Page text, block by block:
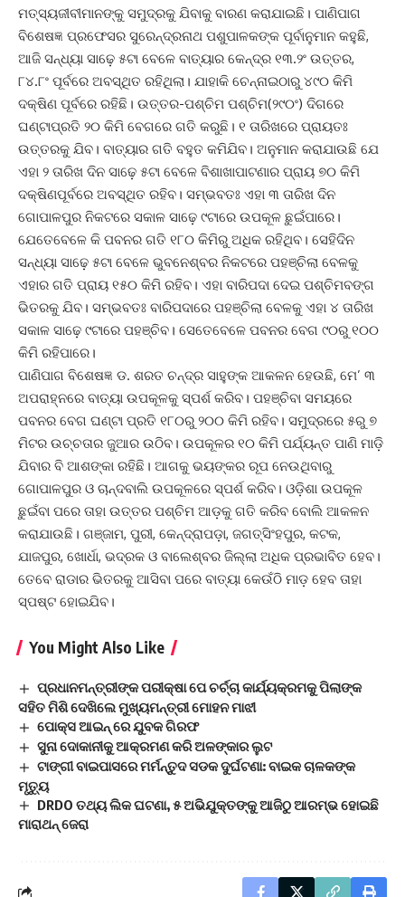
ମତ୍ସ୍ୟଜୀବୀମାନଙ୍କୁ ସମୁଦ୍ରକୁ ଯିବାକୁ ବାରଣ କରାଯାଇଛି। ପାଣିପାଗ
ବିଶେଷଜ୍ଞ ପ୍ରଫେସର ସୁରେନ୍ଦ୍ରନା‌ଥ ପଶୁପାଳକଙ୍କ ପୂର୍ବାନୁମାନ କହୁଛି,
ଆଜି ସନ୍ଧ୍ୟା ସାଢ଼େ ୫ଟା ବେଳେ ବାତ୍ୟାର କେନ୍ଦ୍ର ୧୩.୨ଂ ଉତ୍ତର,
୮୪.୮ଂ ପୂର୍ବରେ ଅବସ୍ଥିତ ରହିଥିଲା। ଯାହାକି ଚେନ୍ନାଇଠାରୁ ୪୯୦ କିମି
ଦକ୍ଷିଣ ପୂର୍ବରେ ରହିଛି। ଉତ୍ତର-ପଶ୍ଚିମ ପଶ୍ଚିମ(୨୯୦ଂ) ଦିଗରେ
ଘଣ୍ଟାପ୍ରତି ୨୦ କିମି ବେଗରେ ଗତି କରୁଛି। ୧ ତାରିଖରେ ପ୍ରାୟତଃ
ଉତ୍ତରକୁ ଯିବ। ବାତ୍ୟାର ଗତି ବହୁତ କମିଯିବ। ଅନୁମାନ କରାଯାଉଛି ଯେ
ଏହା ୨ ତାରିଖ ଦିନ ସାଢ଼େ ୫ଟା ବେଳେ ବିଶାଖାପାଟଣାର ପ୍ରାୟ ୭୦ କିମି
ଦକ୍ଷିଣପୂର୍ବରେ ଅବସ୍ଥିତ ରହିବ। ସମ୍ଭବତଃ ଏହା ୩ ତାରିଖ ଦିନ
ଗୋପାଳପୁର ନିକଟରେ ସକାଳ ସାଢ଼େ ୯ଟାରେ ଉପକୂଳ ଛୁଇଁପାରେ।
ଯେତେବେଳେ କି ପବନର ଗତି ୧୮୦ କିମିରୁ ଅଧିକ ରହିଥିବ। ସେହିଦିନ
ସନ୍ଧ୍ୟା ସାଢ଼େ ୫ଟା ବେଳେ ଭୁବନେଶ୍ବର ନିକଟରେ ପହଞ୍ଚିଲା ବେଳକୁ
ଏହାର ଗତି ପ୍ରାୟ ୧୫୦ କିମି ରହିବ। ଏହା ବାରିପଦା ଦେଇ ପଶ୍ଚିମବଙ୍ଗ
ଭିତରକୁ ଯିବ। ସମ୍ଭବତଃ ବାରିପଦାରେ ପହଞ୍ଚିଲା ବେଳକୁ ଏହା ୪ ତାରିଖ
ସକାଳ ସାଢ଼େ ୯ଟାରେ ପହଞ୍ଚିବ। ସେତେବେଳେ ପବନର ବେଗ ୯୦ରୁ ୧୦୦
କିମି ରହିପାରେ।
ପାଣିପାଗ ବିଶେଷଜ୍ଞ ଡ. ଶରତ ଚନ୍ଦ୍ର ସାହୁଙ୍କ ଆକଳନ ହେଉଛି, ମେ’ ୩
ଅପରାହ୍ନରେ ବାତ୍ୟା ଉପକୂଳକୁ ସ୍ପର୍ଶ କରିବ। ପହଞ୍ଚିବା ସମୟରେ
ପବନର ବେଗ ଘଣ୍ଟା ପ୍ରତି ୧୮୦ରୁ ୨୦୦ କିମି ରହିବ। ସମୁଦ୍ରରେ ୫ରୁ ୭
ମିଟର ଉଚ୍ଚତାର ଜୁଆର ଉଠିବ। ଉପକୂଳର ୧୦ କିମି ପର୍ଯ୍ୟନ୍ତ ପାଣି ମାଡ଼ି
ଯିବାର ବି ଆଶଙ୍କା ରହିଛି। ଆଗକୁ ଭୟଙ୍କର ରୂପ ନେଉଥିବାରୁ
ଗୋପାଳପୁର ଓ ଚାନ୍ଦବାଲି ଉପକୂଳରେ ସ୍ପର୍ଶ କରିବ। ଓଡ଼ିଶା ଉପକୂଳ
ଛୁଇଁବା ପରେ ତାହା ଉତ୍ତର ପଶ୍ଚିମ ଆଡ଼କୁ ଗତି କରିବ ବୋଲି ଆକଳନ
କରାଯାଉଛି। ଗଞ୍ଜାମ, ପୁରୀ, କେନ୍ଦ୍ରାପଡ଼ା, ଜଗତ୍‌ସିଂହପୁର, କଟକ,
ଯାଜପୁର, ଖୋର୍ଧା, ଭଦ୍ରକ ଓ ବାଲେଶ୍ବର ଜିଲ୍ଲା ଅଧିକ ପ୍ରଭାବିତ ହେବ।
ତେବେ ରାଡାର ଭିତରକୁ ଆସିବା ପରେ ବାତ୍ୟା କେଉଁଠି ମାଡ଼ ହେବ ତାହା
ସ୍ପଷ୍ଟ ହୋଇଯିବ।
You Might Also Like
ପ୍ରଧାନମନ୍ତ୍ରୀଙ୍କ ପରୀକ୍ଷା ପେ ଚର୍ଚ୍ଚା କାର୍ଯ୍ୟକ୍ରମକୁ ପିଲାଙ୍କ
ସହିତ ମିଶି ଦେଖିଲେ ମୁଖ୍ୟମନ୍ତ୍ରୀ ମୋହନ ମାଝୀ
ପୋକ୍ସ ଆଇନ୍ ରେ ଯୁବକ ଗିରଫ
ସୁନା ଦୋକାନୀକୁ ଆକ୍ରମଣ କରି ଅଳଙ୍କାର ଲୁଟ
ଟାଙ୍ଗୀ ବାଇପାସରେ ମର୍ମନ୍ତୁଦ ସଡକ ଦୁର୍ଘଟଣା: ବାଇକ ଚାଳକଙ୍କ
ମୃତ୍ୟୁ
DRDO ତଥ୍ୟ ଲିକ ଘଟଣା, ୫ ଅଭିଯୁକ୍ତଙ୍କୁ ଆଜିଠୁ ଆରମ୍ଭ ହୋଇଛି
ମାରାଥନ୍‌ ଜେରା